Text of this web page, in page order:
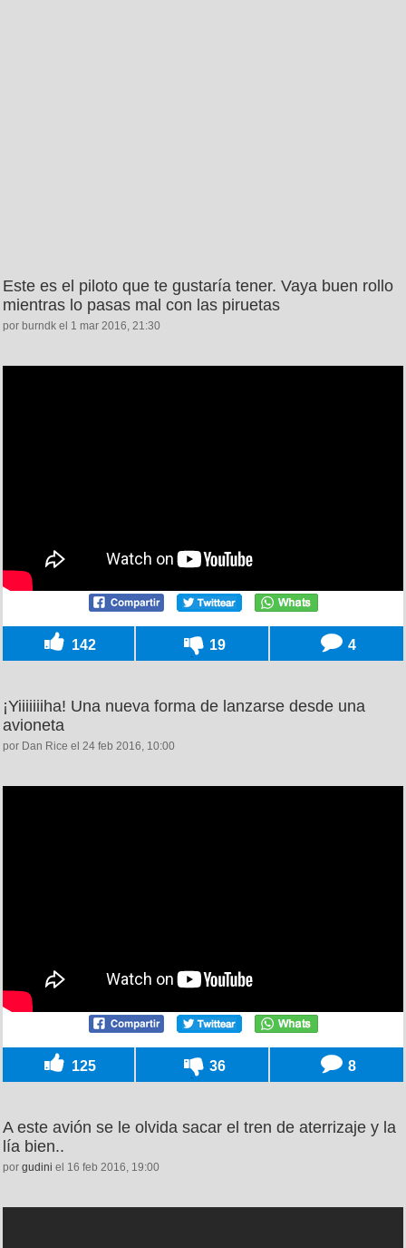
Este es el piloto que te gustaría tener. Vaya buen rollo
mientras lo pasas mal con las piruetas
por burndk el 1 mar 2016, 21:30
142 19 4
¡Yiiiiiiiha! Una nueva forma de lanzarse desde una
avioneta
por Dan Rice el 24 feb 2016, 10:00
125 36 8
A este avión se le olvida sacar el tren de aterrizaje y la
lía bien..
por gudini el 16 feb 2016, 19:00